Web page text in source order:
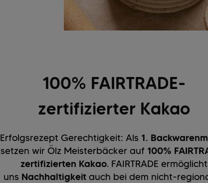
100% FAIRTRADE-
zertifizierter Kakao
Erfolgsrezept Gerechtigkeit: Als 1.
setzen wir Ölz Meisterbäcker auf 100%
zertifizierten Kakao. FAIRTRADE ermöglicht
uns Nachhaltigkeit auch bei dem nicht-